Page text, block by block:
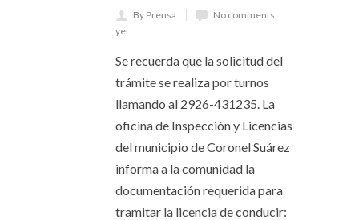
By Prensa
No comments
yet
Se recuerda que la solicitud del
trámite se realiza por turnos
llamando al 2926-431235. La
oficina de Inspección y Licencias
del municipio de Coronel Suárez
informa a la comunidad la
documentación requerida para
tramitar la licencia de conducir: